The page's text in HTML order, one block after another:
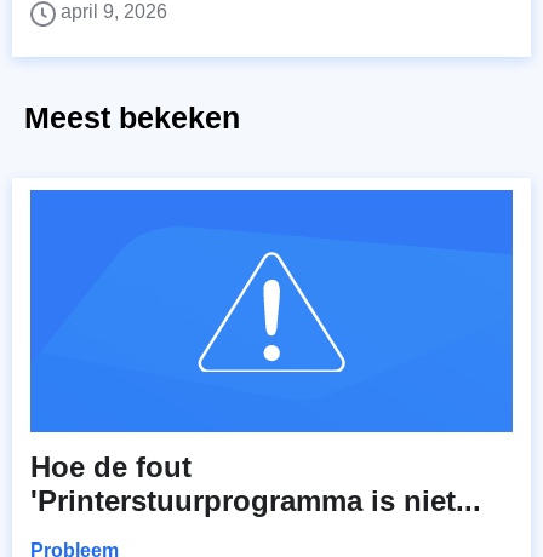
april 9, 2026
Meest bekeken
Hoe de fout
'Printerstuurprogramma is niet...
Probleem